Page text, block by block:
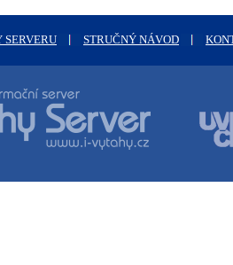
STRUČNÝ NÁVOD